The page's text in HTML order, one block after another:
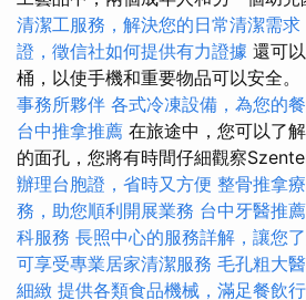
清潔工服務，解決您的日常清潔需求
證，徵信社如何提供有力證據 還可
桶，以使手機和重要物品可以安全。
事務所夥伴 各式冷凍設備，為您的
台中推拿推薦 在旅途中，您可以了
的面孔，您將有時間仔細觀察
辦理台胞證，省時又方便 整骨推拿
務，助您順利開展業務 台中牙醫推
科服務 長照中心的服務詳解，讓您
可享受專業居家清潔服務 毛孔粗大
細緻 提供各類食品機械，滿足餐飲